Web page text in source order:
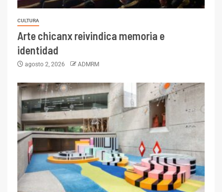
CULTURA
Arte chicanx reivindica memoria e
identidad
agosto 2, 2026 ADMRM